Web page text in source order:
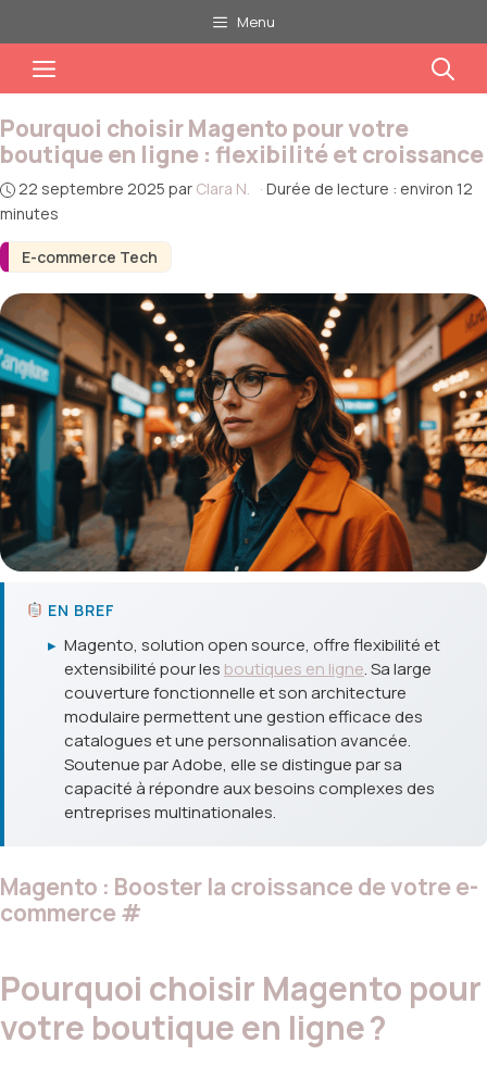
au
contenu
Menu
Menu
E-commerce Tech
Pourquoi choisir Magento pour votre
boutique en ligne : flexibilité et croissance
22 septembre 2025 par Clara N. · Durée de lecture : environ 12
minutes
EN BREF
▸ Magento, solution open source, offre flexibilité et
extensibilité pour les boutiques en ligne. Sa large
couverture fonctionnelle et son architecture
modulaire permettent une gestion efficace des
catalogues et une personnalisation avancée.
Soutenue par Adobe, elle se distingue par sa
capacité à répondre aux besoins complexes des
entreprises multinationales.
Magento : Booster la croissance de votre e-
commerce #
Pourquoi choisir Magento pour
votre boutique en ligne ?